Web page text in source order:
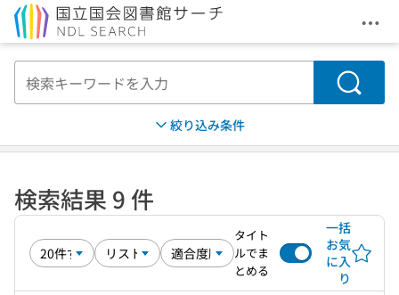
メ
検索
絞り込み条件
検索結果 9 件
タイト
ルでま
とめる
一括
お気
に入
り